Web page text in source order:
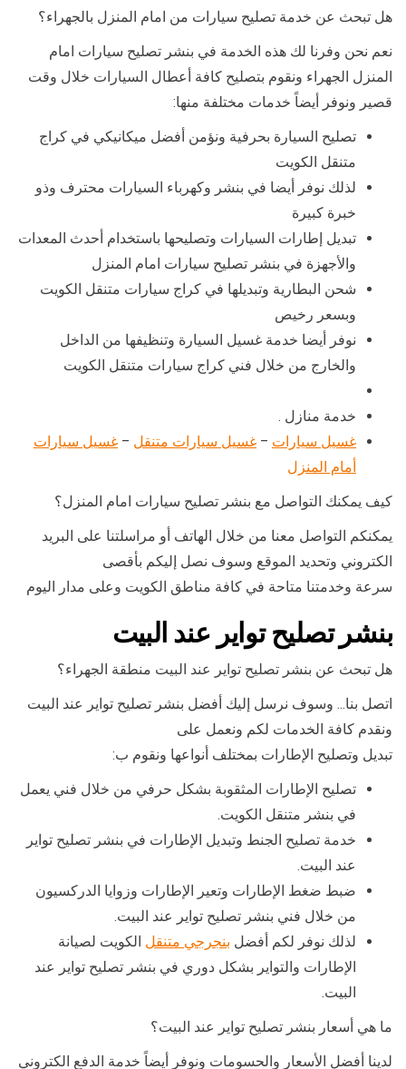
هل تبحث عن خدمة تصليح سيارات من امام المنزل بالجهراء؟
نعم نحن وفرنا لك هذه الخدمة في بنشر تصليح سيارات امام
المنزل الجهراء ونقوم بتصليح كافة أعطال السيارات خلال وقت
قصير ونوفر أيضاً خدمات مختلفة منها:
تصليح السيارة بحرفية ونؤمن أفضل ميكانيكي في كراج
متنقل الكويت
لذلك نوفر أيضا في بنشر وكهرباء السيارات محترف وذو
خبرة كبيرة
تبديل إطارات السيارات وتصليحها باستخدام أحدث المعدات
والأجهزة في بنشر تصليح سيارات امام المنزل
شحن البطارية وتبديلها في كراج سيارات متنقل الكويت
وبسعر رخيص
نوفر أيضا خدمة غسيل السيارة وتنظيفها من الداخل
والخارج من خلال فني كراج سيارات متنقل الكويت
خدمة منازل .
غسيل سيارات – غسيل سيارات متنقل – غسيل سيارات
أمام المنزل
كيف يمكنك التواصل مع بنشر تصليح سيارات امام المنزل؟
يمكنكم التواصل معنا من خلال الهاتف أو مراسلتنا على البريد
الكتروني وتحديد الموقع وسوف نصل إليكم بأقصى
سرعة وخدمتنا متاحة في كافة مناطق الكويت وعلى مدار اليوم
بنشر تصليح تواير عند البيت
هل تبحث عن بنشر تصليح تواير عند البيت منطقة الجهراء؟
اتصل بنا… وسوف نرسل إليك أفضل بنشر تصليح تواير عند البيت
ونقدم كافة الخدمات لكم ونعمل على
تبديل وتصليح الإطارات بمختلف أنواعها ونقوم ب:
تصليح الإطارات المثقوبة بشكل حرفي من خلال فني يعمل
في بنشر متنقل الكويت.
خدمة تصليح الجنط وتبديل الإطارات في بنشر تصليح تواير
عند البيت.
ضبط ضغط الإطارات وتعير الإطارات وزوايا الدركسيون
من خلال فني بنشر تصليح تواير عند البيت.
لذلك نوفر لكم أفضل بنجرجي متنقل الكويت لصيانة
الإطارات والتواير بشكل دوري في بنشر تصليح تواير عند
البيت.
ما هي أسعار بنشر تصليح تواير عند البيت؟
لدينا أفضل الأسعار والحسومات ونوفر أيضاً خدمة الدفع الكتروني